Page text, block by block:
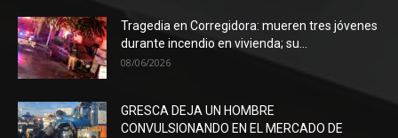
Tragedia en Corregidora: mueren tres jóvenes
durante incendio en vivienda; su...
08/06/2026
GRESCA DEJA UN HOMBRE
CONVULSIONANDO EN EL MERCADO DE